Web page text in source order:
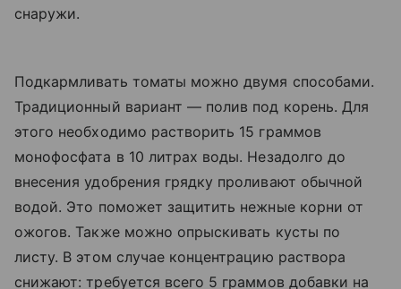
снаружи.
Подкармливать томаты можно двумя способами.
Традиционный вариант — полив под корень. Для
этого необходимо растворить 15 граммов
монофосфата в 10 литрах воды. Незадолго до
внесения удобрения грядку проливают обычной
водой. Это поможет защитить нежные корни от
ожогов. Также можно опрыскивать кусты по
листу. В этом случае концентрацию раствора
снижают: требуется всего 5 граммов добавки на